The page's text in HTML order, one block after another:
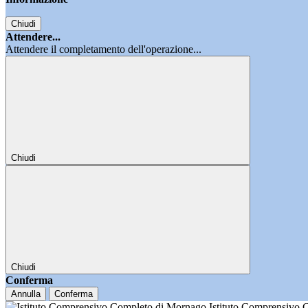
Chiudi
Attendere...
Attendere il completamento dell'operazione...
Chiudi
Chiudi
Conferma
Annulla Conferma